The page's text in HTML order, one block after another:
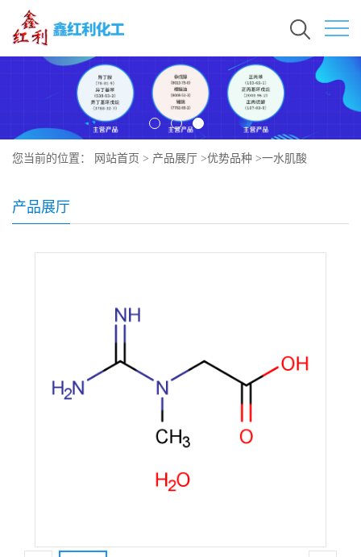
您当前的位置： 网站首页 > 产品展厅 >优势品种 >一水肌酸
产品展厅